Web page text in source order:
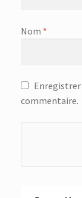
Nom *
commentaire.